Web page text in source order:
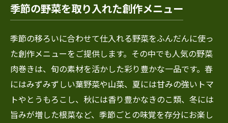
季節の野菜を取り入れた創作メニュー
季節の移ろいに合わせて仕入れる野菜をふんだんに使っ
た創作メニューをご提供します。その中でも人気の野菜
肉巻きは、旬の素材を活かした彩り豊かな一品です。春
にはみずみずしい葉野菜や山菜、夏には甘みの強いトマ
トやとうもろこし、秋には香り豊かなきのこ類、冬には
旨みが増した根菜など、季節ごとの味覚を存分にお楽し